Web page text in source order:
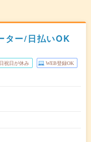
ター/日払いOK
祝日が休み WEB登録OK